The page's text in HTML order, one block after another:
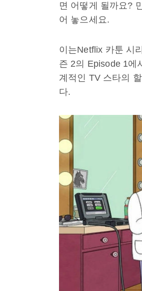
면 어떻게 될까요?
어 놓으세요.
이는Netflix 카툰 시
즌 2의 Episode 1에
계적인 TV 스타의
다.